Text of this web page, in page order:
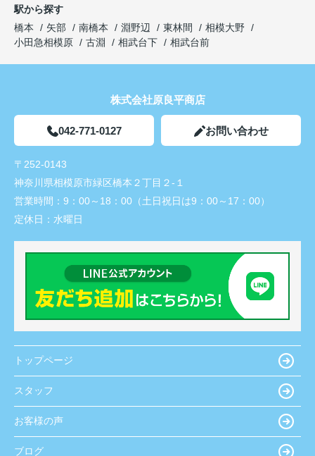
駅から探す
橋本
矢部 南橋本 淵野辺 東林間
相模大野
小田急相模原
古淵 相武台下 相武台前
株式会社原良平商店
042-771-0127 お問い合わせ
〒252-0143
神奈川県相模原市緑区橋本２丁目２-１
営業時間： 9：00～18：00（土日祝日は9：00～17：00）
定休日： 水曜日
トップページ
スタッフ
お客様の声
ブログ